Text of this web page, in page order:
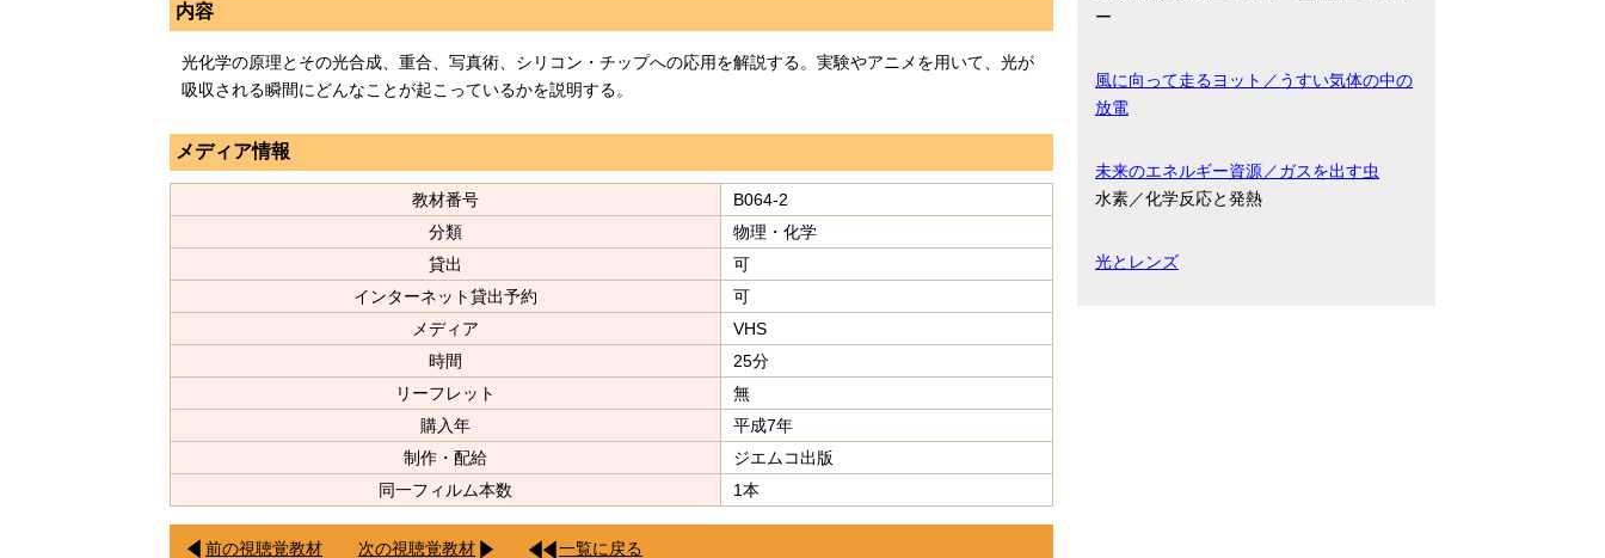
内容
光化学の原理とその光合成、重合、写真術、シリコン・チップへの応用を解説する。実験やアニメを用いて、光が
吸収される瞬間にどんなことが起こっているかを説明する。
メディア情報
教材番号
B064-2
分類
物理・化学
貸出
可
インターネット貸出予約
可
メディア
VHS
時間
25分
リーフレット
無
購入年
平成7年
制作・配給
ジエムコ出版
同一フィルム本数
1本
前の視聴覚教材 次の視聴覚教材 一覧に戻る
ー
風に向って走るヨット／うすい気体の中の
放電
未来のエネルギー資源／ガスを出す虫
水素／化学反応と発熱
光とレンズ